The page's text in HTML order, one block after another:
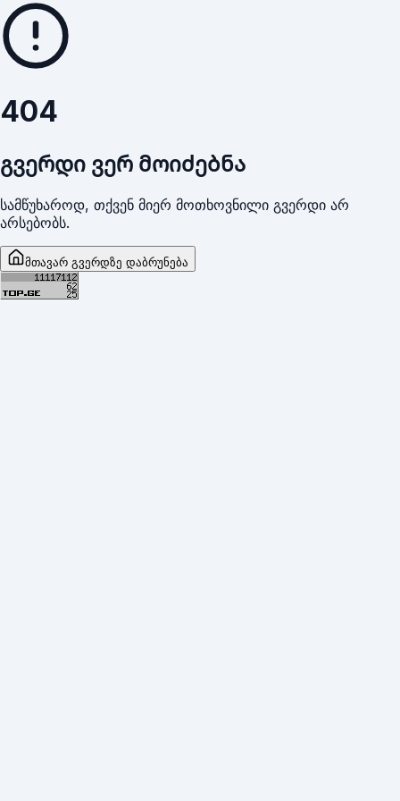
404
გვერდი ვერ მოიძებნა
სამწუხაროდ, თქვენ მიერ მოთხოვნილი გვერდი არ
არსებობს.
მთავარ გვერდზე დაბრუნება